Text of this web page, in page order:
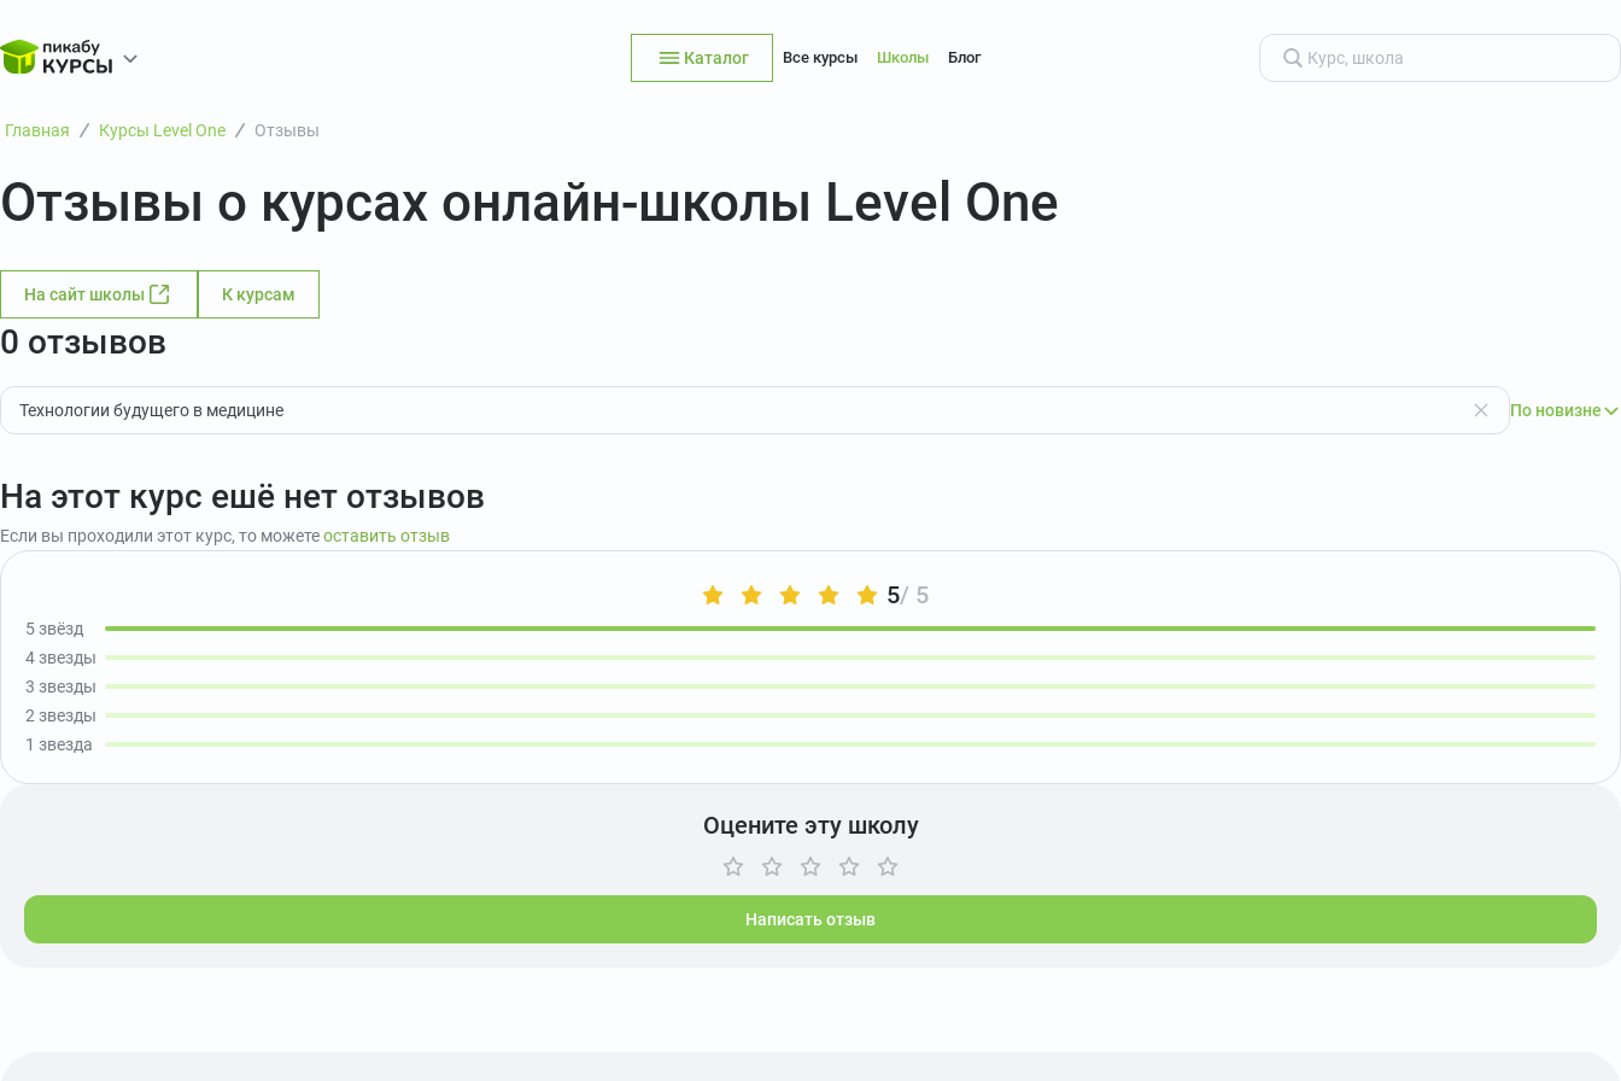
Каталог Все курсы Школы Блог
Главная Курсы Level One Отзывы
Отзывы о курсах онлайн-школы Level One
На сайт школы К курсам
0 отзывов
Технологии будущего в медицине По новизне
На этот курс ешё нет отзывов
Если вы проходили этот курс, то можетеоставить отзыв
5/ 5
5 звёзд
4 звезды
3 звезды
2 звезды
1 звезда
Оцените эту школу
Написать отзыв